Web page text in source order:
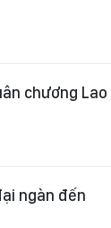
chương Lao
ngàn đến